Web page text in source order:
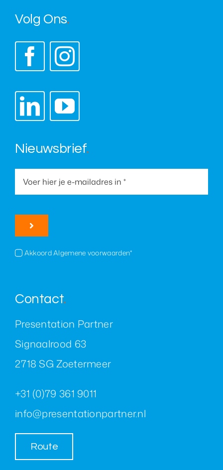
Volg Ons.
Nieuwsbrief.
Akkoord Algemene voorwaarden*
Contact.
Presentation Partner
Signaalrood 63
2718 SG Zoetermeer
+31 (0)79 361 9011
info@presentationpartner.nl
Route